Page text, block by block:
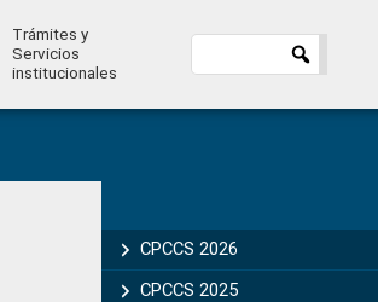
Trámites y
Servicios
institucionales
Sidebar
CPCCS 2026
CPCCS 2025